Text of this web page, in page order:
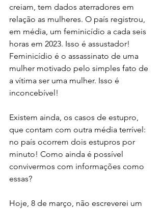
creiam, tem dados aterradores em
relação as mulheres. O país registrou,
em média, um feminicídio a cada seis
horas em 2023. Isso é assustador!
Feminicídio é o assassinato de uma
mulher motivado pelo simples fato de
a vítima ser uma mulher. Isso é
inconcebível!
Existem ainda, os casos de estupro,
que contam com outra média terrível:
no país ocorrem dois estupros por
minuto! Como ainda é possível
convivermos com informações como
essas?
Hoje, 8 de março, não escreverei um